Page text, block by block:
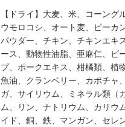
【ドライ】大麦、米、コーング
ウモロコシ、オート麦、ピーカ
パウダー、チキン、チキンエキ
ース、動物性油脂、亜麻仁、ビ
プ、ポークエキス、柑橘類、植
魚油、クランベリー、カボチャ
ガ、サイリウム、ミネラル類（
ム、リン、ナトリウム、カリウ
イド、銅、鉄、マンガン、セレ